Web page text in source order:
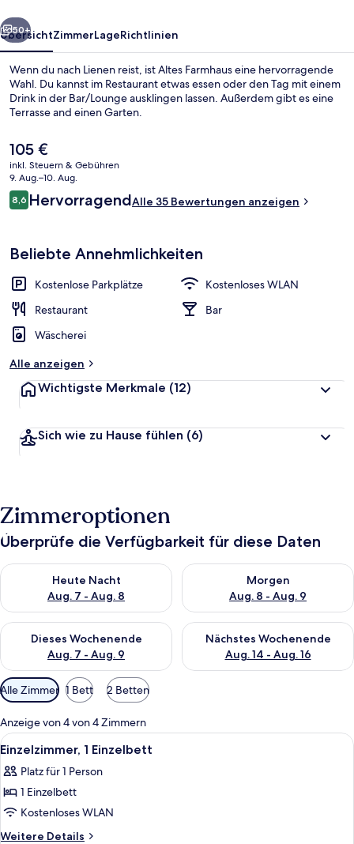
Restaurant
Weiter
50+
ÜbersichtZimmerLageRichtlinien
Wenn du nach Lienen reist, ist Altes Farmhaus eine hervorragende
Wahl. Du kannst im Restaurant etwas essen oder den Tag mit einem
Drink in der Bar/Lounge ausklingen lassen. Außerdem gibt es eine
Terrasse and einen Garten.
Der
aktuelle
Preis
beträgt
105 €.
105 €
inkl. Steuern & Gebühren
9. Aug.–10. Aug.
Bewertungen
8,68,6 von 10.
HervorragendAlle 35 Bewertungen anzeigen
Beliebte Annehmlichkeiten
Kostenlose Parkplätze
Kostenloses WLAN
Restaurant
Bar
Wäscherei
Alle anzeigen
Wichtigste Merkmale (12)
Sich wie zu Hause fühlen (6)
Zimmeroptionen
Überprüfe die Verfügbarkeit für diese Daten
Heute Nacht
Aug. 7 - Aug. 8
Überprüfe die Verfügbarkeit für heute Nacht, Aug. 7 - Aug. 8.
Morgen
Aug. 8 - Aug. 9
Überprüfe die Verfügbarkeit
Dieses Wochenende
Aug. 7 - Aug. 9
Überprüfe die Verfügbarkeit für dieses Wochenende, Aug. 7
Nächstes Wochenende
Aug. 14 - Aug. 16
Überprüfe die Verfügbarkeit
Verfügbare
Filter
für
Zimmer
Alle Zimmer 1 Bett 2 Betten
Anzeige von 4 von 4 Zimmern
Alle
Fotos
für
Einzelzimmer,
1 Einzelbett
anzeigen
Ein Schlafzimmer mit schräg
1
Einzelzimmer, 1 Einzelbett
Platz für 1 Person
1 Einzelbett
Kostenloses WLAN
Weitere Details
Weitere